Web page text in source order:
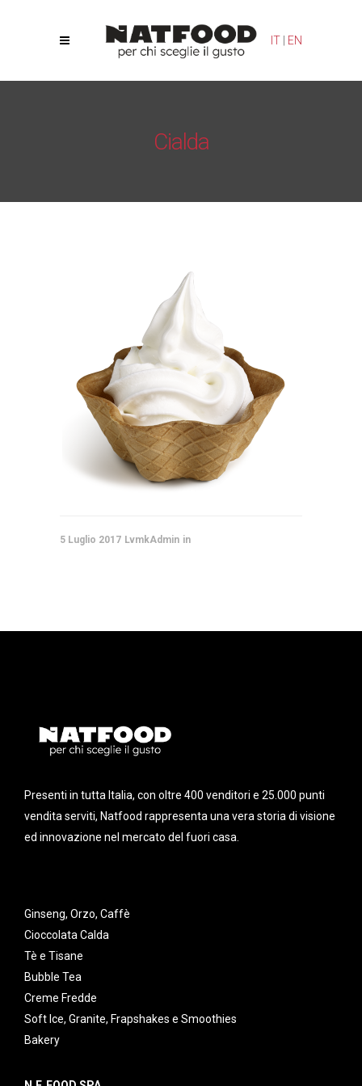
IT EN
Cialda
5 Luglio 2017 LvmkAdmin
Presenti in tutta Italia, con oltre 400 venditori e 25.000 punti
vendita serviti, Natfood rappresenta una vera storia di visione
ed innovazione nel mercato del fuori casa.
Ginseng, Orzo, Caffè
Cioccolata Calda
Tè e Tisane
Bubble Tea
Creme Fredde
Soft Ice, Granite, Frapshakes e Smoothies
Bakery
Le tue preferenze relative alla privacy